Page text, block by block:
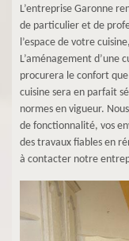
L’entreprise Garonne
de particulier et de
l’espace de votre
L’aménagement d’une
procurera le confort
cuisine sera en parfait
normes en vigueur.
de fonctionnalité, vos
des travaux fiables en
à contacter notre